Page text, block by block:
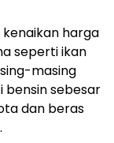
kenaikan harga
seperti ikan
masing
bensin sebesar
dan beras